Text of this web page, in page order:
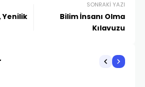
Yenilik
SONRAKI YAZI
Bilim İnsanı Olma
Kılavuzu